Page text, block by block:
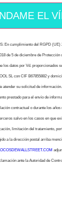
EL
En cumplimiento del RGPD (UE)
de 5 de diciembre de
los datos por Vd. proporcionados
SL con CIF B67855882 y
atender su solicitud de
prestado para el envío de
contractual o durante los
salvo en los casos en que
limitación del tratamiento,
a la dirección postal arriba
ante la Autoridad de